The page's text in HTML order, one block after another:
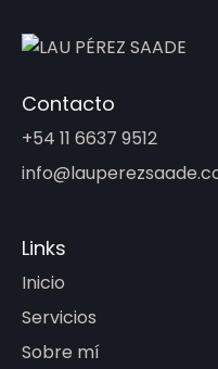
Contacto
+54 11 6637 9512
Links
Inicio
Servicios
Sobre mí